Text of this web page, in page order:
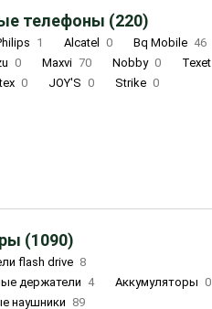
телефоны (220)
1 Alcatel 0 Bq Mobile 46
0 Maxvi 70 Nobby 0 Texet
0 JOY'S 0 Strike 0
(1090)
flash drive 8
держатели
4 Аккумуляторы 0
наушники 89